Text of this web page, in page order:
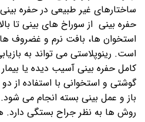
ساختارهای غیر طبیعی در حفره
حفره بینی از سوراخ های بینی تا
استخوان ها، بافت نرم و غضروف
است. رینوپلاستی می تواند به
کامل حفره بینی آسیب دیده یا
گوشتی و استخوانی با استفاده از
باز و عمل بینی بسته انجام می شود.
روش ها به نظر جراح بستگی دارد.